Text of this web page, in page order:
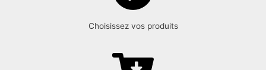
Choisissez vos produits